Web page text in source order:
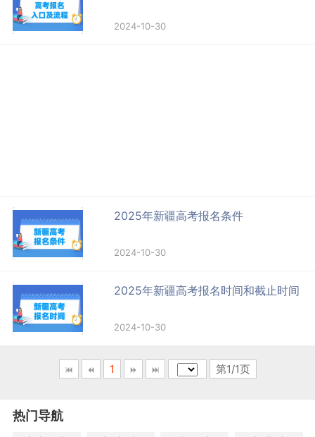
2024-10-30
2025年新疆高考报名条件
2024-10-30
2025年新疆高考报名时间和截止时间
2024-10-30
1 第1/1页
热门导航